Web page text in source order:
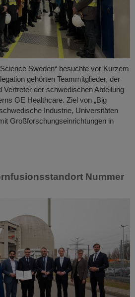
Sweden“ besuchte vor Kurzem
gehörten Teammitglieder, der
der schwedischen Abteilung
GE Healthcare. Ziel von „Big
Industrie, Universitäten
Großforschungseinrichtungen in
Nummer